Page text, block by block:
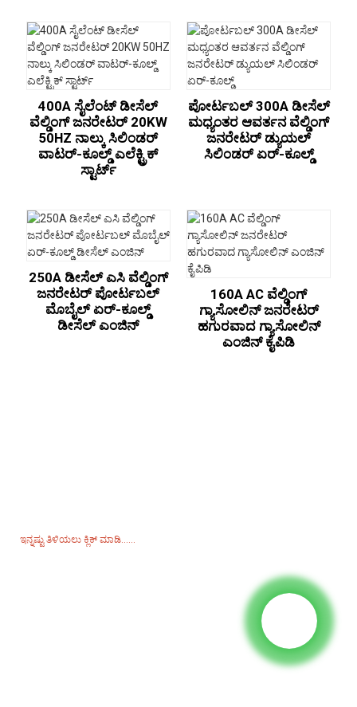
400A ಸೈಲೆಂಟ್ ಡೀಸೆಲ್
ವೆಲ್ಡಿಂಗ್ ಜನರೇಟರ್ 20KW
50HZ ನಾಲ್ಕು ಸಿಲಿಂಡರ್
ವಾಟರ್-ಕೂಲ್ಡ್ ಎಲೆಕ್ಟ್ರಿಕ್
ಸ್ಟಾರ್ಟ್
ಪೋರ್ಟಬಲ್ 300A ಡೀಸೆಲ್
ಮಧ್ಯಂತರ ಆವರ್ತನ ವೆಲ್ಡಿಂಗ್
ಜನರೇಟರ್ ಡ್ಯುಯಲ್
ಸಿಲಿಂಡರ್ ಏರ್-ಕೂಲ್ಡ್
250A ಡೀಸೆಲ್ ಎಸಿ ವೆಲ್ಡಿಂಗ್
ಜನರೇಟರ್ ಪೋರ್ಟಬಲ್
ಮೊಬೈಲ್ ಏರ್-ಕೂಲ್ಡ್
ಡೀಸೆಲ್ ಎಂಜಿನ್
160A AC ವೆಲ್ಡಿಂಗ್
ಗ್ಯಾಸೋಲಿನ್ ಜನರೇಟರ್
ಹಗುರವಾದ ಗ್ಯಾಸೋಲಿನ್
ಎಂಜಿನ್ ಕೈಪಿಡಿ
ಇನ್ನಷ್ಟು ತಿಳಿಯಲು ಕ್ಲಿಕ್ ಮಾಡಿ......